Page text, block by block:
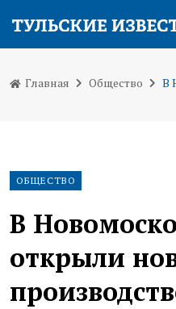
Главная Общество
ОБЩЕСТВО
В
открыли